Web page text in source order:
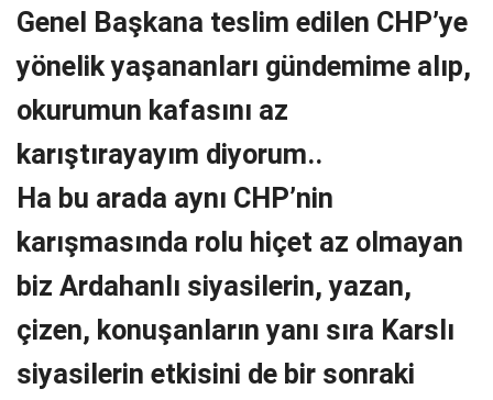
Genel Başkana teslim edilen CHP’ye
yönelik yaşananları gündemime alıp,
okurumun kafasını az
karıştırayayım diyorum..
Ha bu arada aynı CHP’nin
karışmasında rolu hiçet az olmayan
biz Ardahanlı siyasilerin, yazan,
çizen, konuşanların yanı sıra Karslı
siyasilerin etkisini de bir sonraki